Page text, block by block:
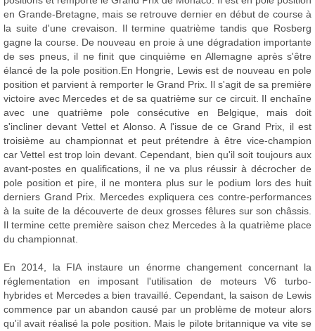
en Grande-Bretagne, mais se retrouve dernier en début de course à
la suite d'une crevaison. Il termine quatrième tandis que Rosberg
gagne la course. De nouveau en proie à une dégradation importante
de ses pneus, il ne finit que cinquième en Allemagne après s'être
élancé de la pole position.En Hongrie, Lewis est de nouveau en pole
position et parvient à remporter le Grand Prix. Il s'agit de sa première
victoire avec Mercedes et de sa quatrième sur ce circuit. Il enchaîne
avec une quatrième pole consécutive en Belgique, mais doit
s'incliner devant Vettel et Alonso. A l'issue de ce Grand Prix, il est
troisième au championnat et peut prétendre à être vice-champion
car Vettel est trop loin devant. Cependant, bien qu'il soit toujours aux
avant-postes en qualifications, il ne va plus réussir à décrocher de
pole position et pire, il ne montera plus sur le podium lors des huit
derniers Grand Prix. Mercedes expliquera ces contre-performances
à la suite de la découverte de deux grosses fêlures sur son châssis.
Il termine cette première saison chez Mercedes à la quatrième place
du championnat.
En 2014, la FIA instaure un énorme changement concernant la
réglementation en imposant l'utilisation de moteurs V6 turbo-
hybrides et Mercedes a bien travaillé. Cependant, la saison de Lewis
commence par un abandon causé par un problème de moteur alors
qu'il avait réalisé la pole position. Mais le pilote britannique va vite se